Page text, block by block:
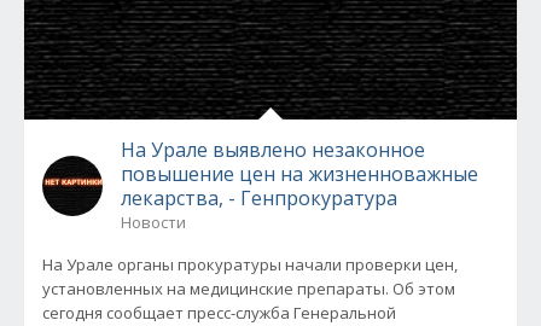
На Урале выявлено незаконное
повышение цен на жизненноважные
лекарства, - Генпрокуратура
Новости
На Урале органы прокуратуры начали проверки цен,
установленных на медицинские препараты. Об этом
сегодня сообщает пресс-служба Генеральной